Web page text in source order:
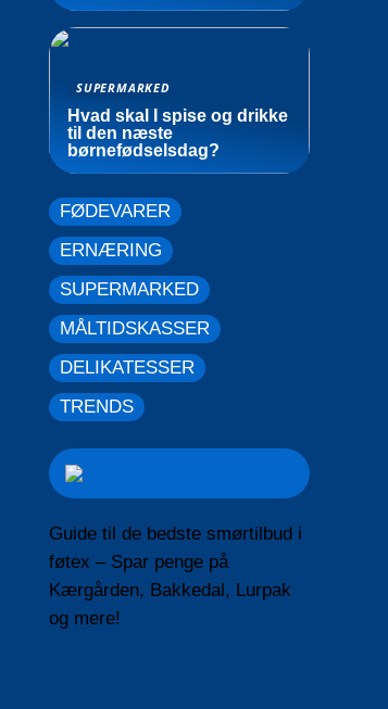
SUPERMARKED
Hvad skal I spise og drikke
til den næste
børnefødselsdag?
FØDEVARER
ERNÆRING
SUPERMARKED
MÅLTIDSKASSER
DELIKATESSER
TRENDS
Guide til de bedste smørtilbud i
føtex – Spar penge på
Kærgården, Bakkedal, Lurpak
og mere!